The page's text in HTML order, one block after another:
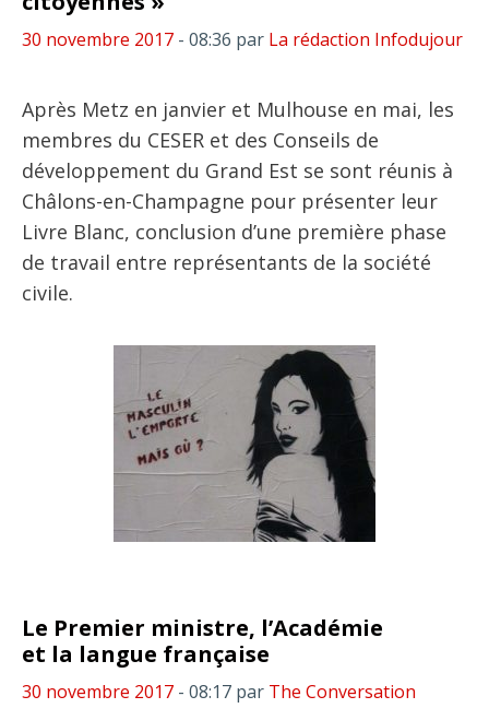
30 novembre 2017 - 08:36 par La rédaction Infodujour
Après Metz en janvier et Mulhouse en mai, les
membres du CESER et des Conseils de
développement du Grand Est se sont réunis à
Châlons-en-Champagne pour présenter leur
Livre Blanc, conclusion d’une première phase
de travail entre représentants de la société
civile.
Le Premier ministre, l’Académie
et la langue française
30 novembre 2017 - 08:17 par The Conversation